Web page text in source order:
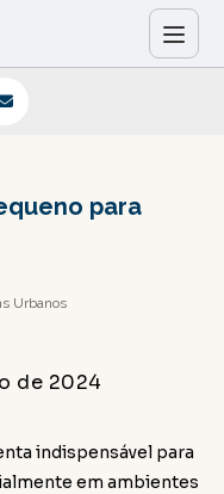
PEQUENO PARA JARDINS
para
de 2024
indispensável para
em ambientes